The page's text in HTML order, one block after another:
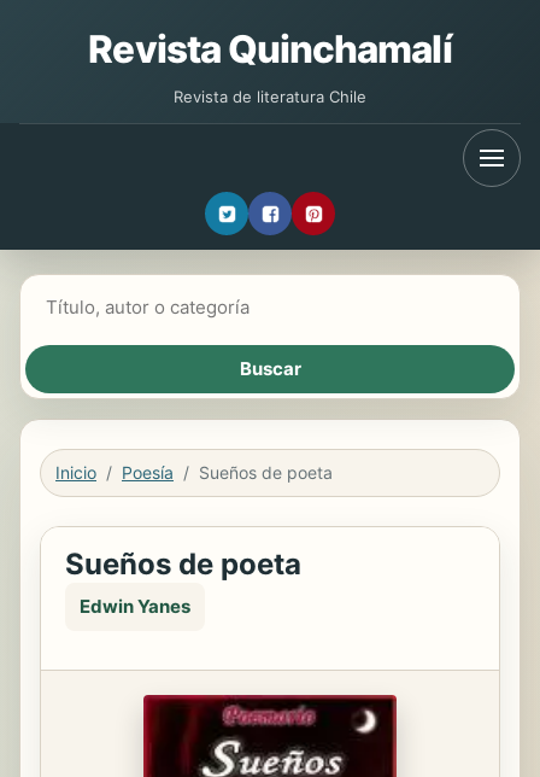
Revista Quinchamalí
Revista de literatura Chile
Inicio Poesía Sueños de poeta
Sueños de poeta
Edwin Yanes